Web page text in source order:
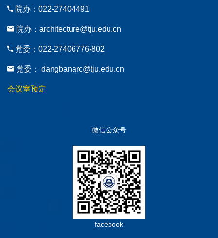
院办：022-27404491
院办：architecture@tju.edu.cn
党委：022-27406776-802
党委： dangbanarc@tju.edu.cn
会议室预定
微信公众号
facebook